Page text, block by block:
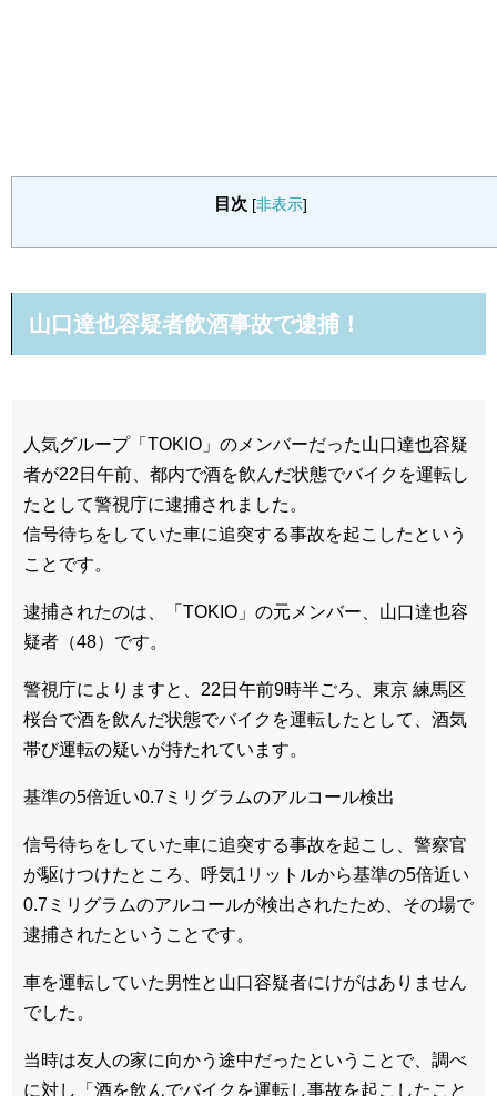
目次 [非表示]
山口達也容疑者飲酒事故で逮捕！
人気グループ「TOKIO」のメンバーだった山口達也容疑
者が22日午前、都内で酒を飲んだ状態でバイクを運転し
たとして警視庁に逮捕されました。
信号待ちをしていた車に追突する事故を起こしたという
ことです。
逮捕されたのは、「TOKIO」の元メンバー、山口達也容
疑者（48）です。
警視庁によりますと、22日午前9時半ごろ、東京 練馬区
桜台で酒を飲んだ状態でバイクを運転したとして、酒気
帯び運転の疑いが持たれています。
基準の5倍近い0.7ミリグラムのアルコール検出
信号待ちをしていた車に追突する事故を起こし、警察官
が駆けつけたところ、呼気1リットルから基準の5倍近い
0.7ミリグラムのアルコールが検出されたため、その場で
逮捕されたということです。
車を運転していた男性と山口容疑者にけがはありません
でした。
当時は友人の家に向かう途中だったということで、調べ
に対し「酒を飲んでバイクを運転し事故を起こしたこと